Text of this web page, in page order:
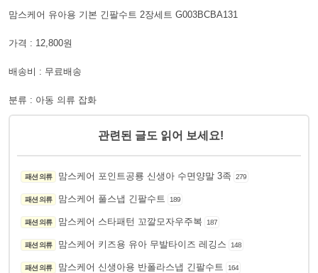
맘스케어 유아용 기본 긴팔수트 2장세트 G003BCBA131
가격 : 12,800원
배송비 : 무료배송
분류 : 아동 의류 잡화
관련된 글도 읽어 보세요!
패션 의류 맘스케어 포인트공룡 신생아 수면양말 3족 279
패션 의류 맘스케어 풀스냅 긴팔수트 189
패션 의류 맘스케어 스타패턴 꼬깔모자우주복 187
패션 의류 맘스케어 키즈용 유아 무발타이즈 레깅스 148
패션 의류 맘스케어 신생아용 반폴라스냅 긴팔수트 164